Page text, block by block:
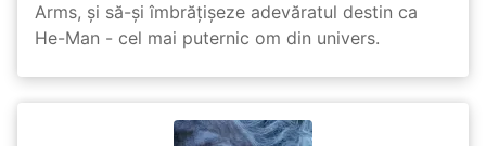
Arms, și să-și îmbrățișeze adevăratul destin ca
He-Man - cel mai puternic om din univers.